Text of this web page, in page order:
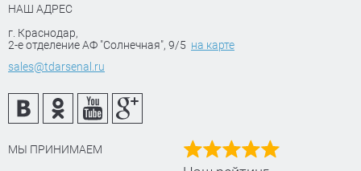
НАШ АДРЕС
г. Краснодар,
2-е отделение АФ "Солнечная", 9/5 на карте
sales@tdarsenal.ru
МЫ ПРИНИМАЕМ